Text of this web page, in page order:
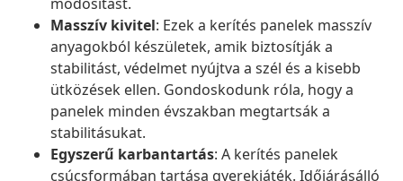
Masszív kivitel: Ezek a kerítés panelek masszív
anyagokból készületek, amik biztosítják a
stabilitást, védelmet nyújtva a szél és a kisebb
ütközések ellen. Gondoskodunk róla, hogy a
panelek minden évszakban megtartsák a
stabilitásukat.
Egyszerű karbantartás: A kerítés panelek
csúcsformában tartása gyerekjáték. Időjárásálló